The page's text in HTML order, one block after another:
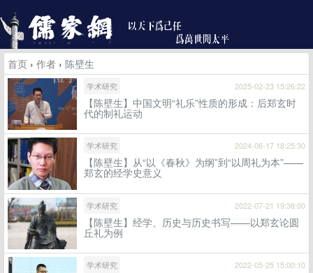
首页 › 作者 › 陈壁生
学术研究 2025-02-23 15:26:22
【陈壁生】中国文明“礼乐”性质的形成：后郑玄时
代的制礼运动
学术研究 2024-06-17 18:25:30
【陈壁生】从“以《春秋》为纲”到“以周礼为本”——
郑玄的经学史意义
学术研究 2022-07-21 19:38:00
【陈壁生】经学、历史与历史书写——以郑玄论圆
丘礼为例
学术研究 2022-05-25 15:00:10